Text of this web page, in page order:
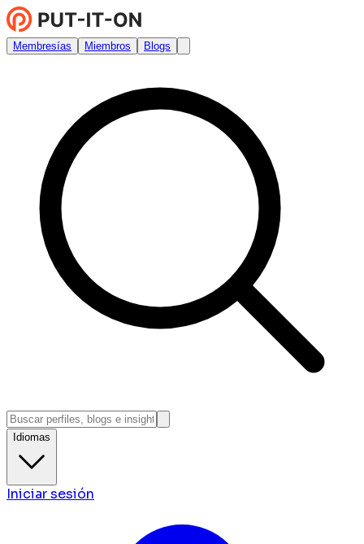
Membresías Miembros Blogs
Idiomas
Iniciar sesión